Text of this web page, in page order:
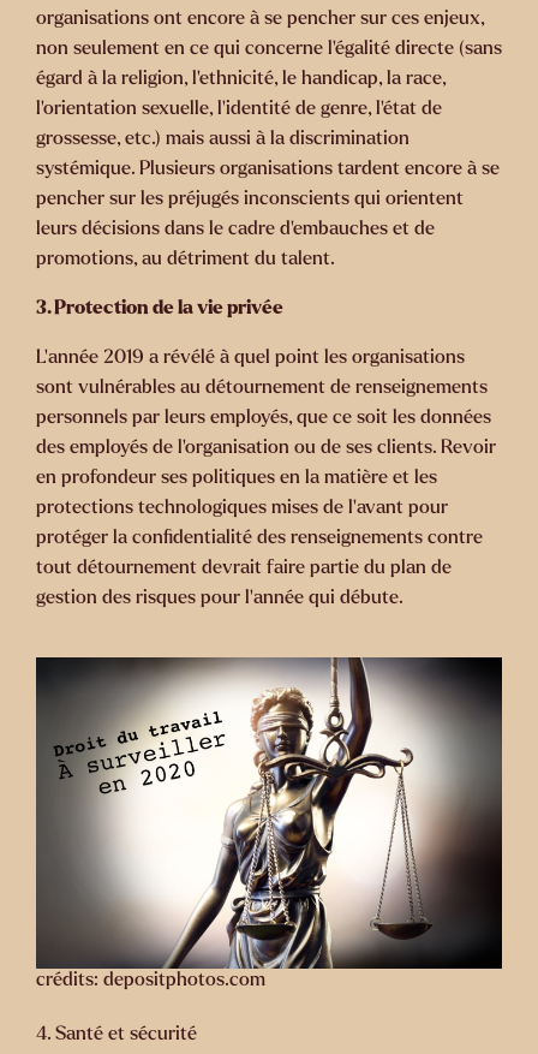
organisations ont encore à se pencher sur ces enjeux,
non seulement en ce qui concerne l’égalité directe (sans
égard à la religion, l’ethnicité, le handicap, la race,
l’orientation sexuelle, l’identité de genre, l’état de
grossesse, etc.) mais aussi à la discrimination
systémique. Plusieurs organisations tardent encore à se
pencher sur les préjugés inconscients qui orientent
leurs décisions dans le cadre d’embauches et de
promotions, au détriment du talent.
3. Protection de la vie privée
L’année 2019 a révélé à quel point les organisations
sont vulnérables au détournement de renseignements
personnels par leurs employés, que ce soit les données
des employés de l’organisation ou de ses clients. Revoir
en profondeur ses politiques en la matière et les
protections technologiques mises de l’avant pour
protéger la confidentialité des renseignements contre
tout détournement devrait faire partie du plan de
gestion des risques pour l’année qui débute.
crédits: depositphotos.com
4. Santé et sécurité